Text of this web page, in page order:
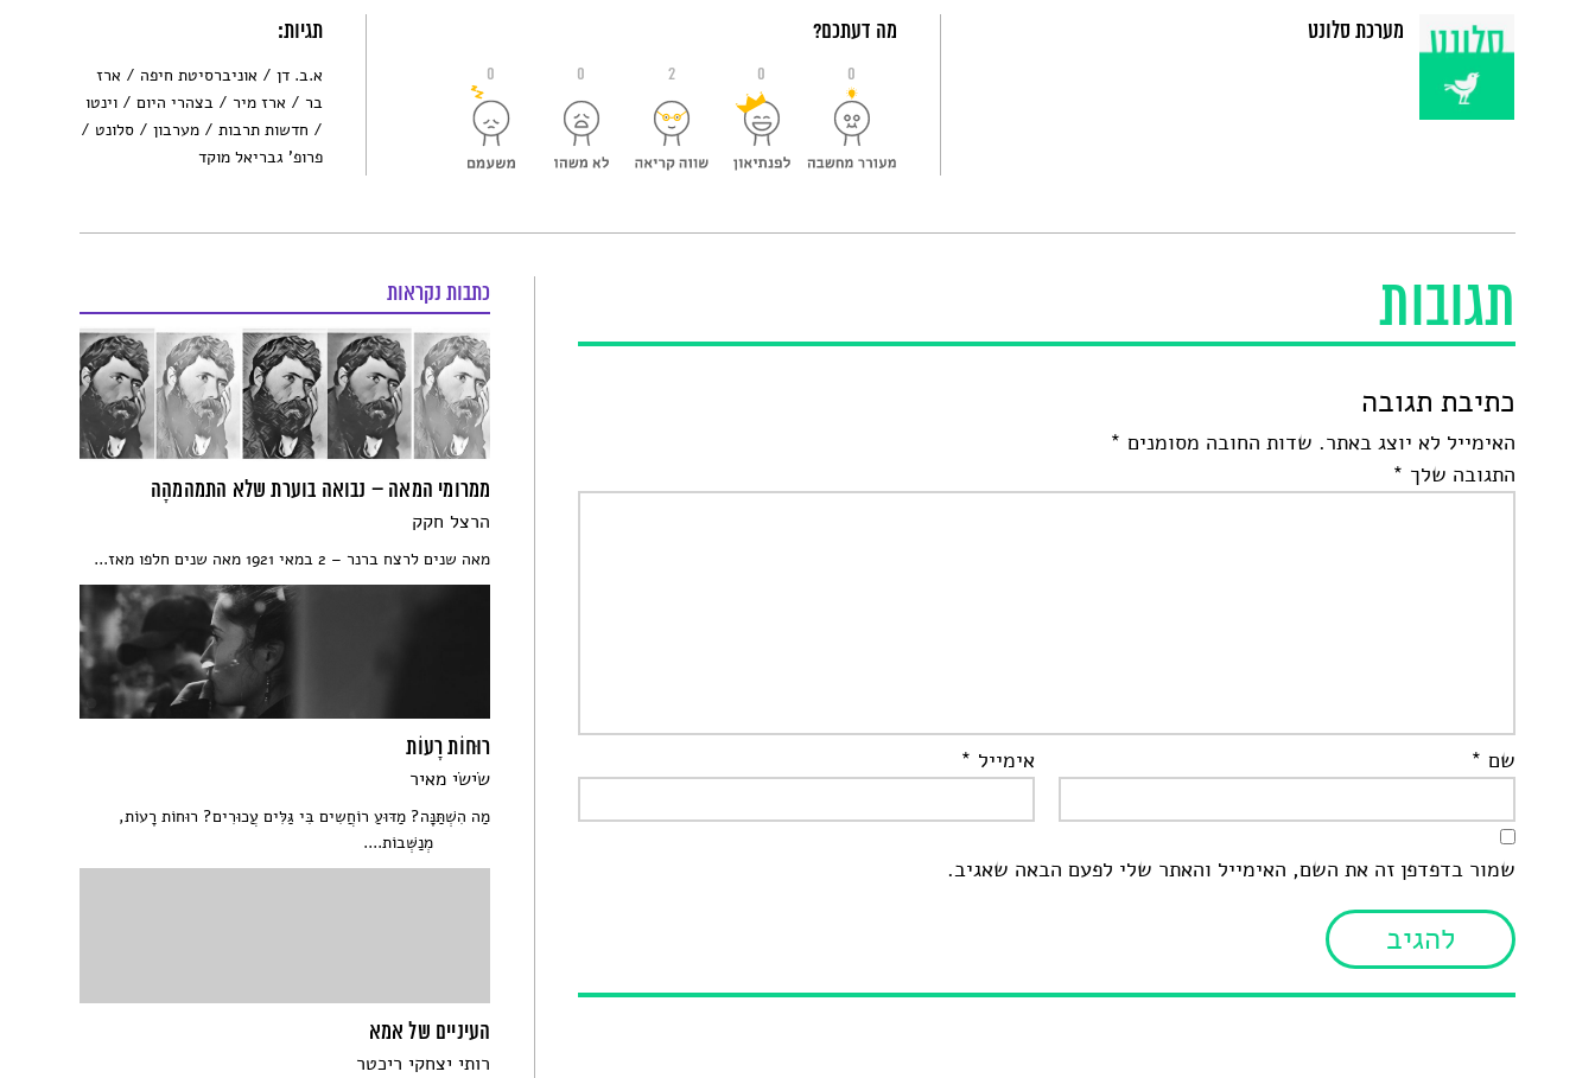
מערכת סלונט מה דעתכם?
0 0 2 0 0
תגיות:
א.ב. דן אוניברסיטת חיפה
ארז
בר
ארז מיר בצהרי היום
וינטו
חדשות תרבות
מערבון
סלונט
פרופ' גבריאל מוקד
תגובות
כתיבת תגובה
האימייל לא יוצג באתר. שדות החובה מסומנים *
התגובה שלך *
שם * אימייל *
שמור בדפדפן זה את השם, האימייל והאתר שלי לפעם הבאה שאגיב.
כתבות נקראות
ממרומי המאה – נבואה בוערת שלא התמהמהָה
הרצל חקק
מאה שנים לרצח ברנר – 2 במאי 1921 מאה שנים חלפו מאז...
רוּחוֹת רָעוֹת
שׂישׂי מאיר
מַה הִשְׁתַּנָּה? מַדּוּעַ רוֹחֲשִים בִּי גַּלִּים עֲכוּרִים? רוּחוֹת רָעוֹת,
מְנַשְּׁבוֹת....
העיניים של אמא
רותי יצחקי ריכטר